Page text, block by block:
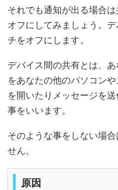
それでも通知が出る場合
オフにしてみましょう。
チをオフにします。
デバイス間の共有とは、
をあなたの他のパソコン
を開いたりメッセージを
事をいいます。
そのような事をしない場
せん。
原因